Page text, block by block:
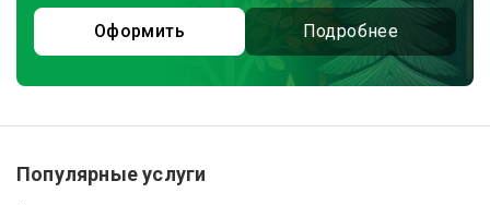
Оформить Подробнее
Популярные услуги